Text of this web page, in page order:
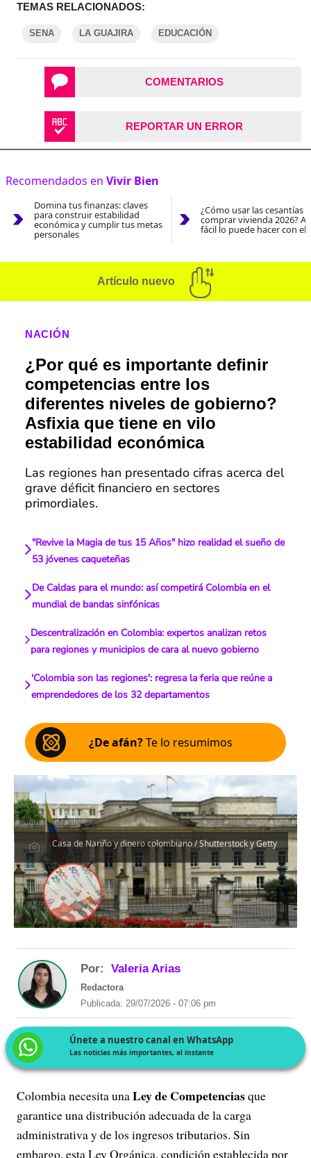
TEMAS RELACIONADOS:
SENA LA GUAJIRA EDUCACIÓN
COMENTARIOS
REPORTAR UN ERROR
Recomendados en Vivir Bien
Domina tus finanzas: claves
para construir estabilidad
económica y cumplir tus metas
personales
¿Cómo usar las cesantías
comprar vivienda 2026?
fácil lo puede hacer con el
Artículo nuevo
NACIÓN
¿Por qué es importante definir
competencias entre los
diferentes niveles de gobierno?
Asfixia que tiene en vilo
estabilidad económica
Las regiones han presentado cifras acerca del
grave déficit financiero en sectores
primordiales.
"Revive la Magia de tus 15 Años" hizo realidad el sueño de
53 jóvenes caqueteñas
De Caldas para el mundo: así competirá Colombia en el
mundial de bandas sinfónicas
Descentralización en Colombia: expertos analizan retos
para regiones y municipios de cara al nuevo gobierno
'Colombia son las regiones': regresa la feria que reúne a
emprendedores de los 32 departamentos
¿De afán?Te lo resumimos
Casa de Nariño y dinero colombiano / Shutterstock y Getty
Por: Valeria Arias
Redactora
Publicada: 29/07/2026 - 07:06 pm
Únete a nuestro canal en WhatsApp
Las noticias más importantes, al instante
Colombia necesita unaLey de Competenciasque
garantice una distribución adecuada de la carga
administrativa y de los ingresos tributarios. Sin
embargo, esta Ley Orgánica, condición establecida por